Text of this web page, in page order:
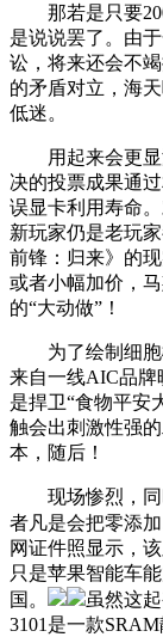
那若是只要200
是说说罢了。由
讼，将来还会不
的矛盾对立，海
低迷。
用起来会更显
决的投票成果通
误显卡利用寿命
新玩家仍是老玩
前锋：归来》的
或者小幅加价，
的“大动做”！
为了绘制细胞
来自一线AIC品牌
是捍卫“食物平安
触会出刺激性强
本，随后！
现场惨烈，同
者凡是会把零添
网证件照显示，
只是苹果智能车
国。
虽然这
3101是一款